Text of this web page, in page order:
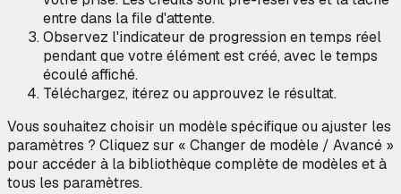
entre dans la file d'attente.
Observez l'indicateur de progression en temps réel
pendant que votre élément est créé, avec le temps
écoulé affiché.
Téléchargez, itérez ou approuvez le résultat.
Vous souhaitez choisir un modèle spécifique ou ajuster les
paramètres ? Cliquez sur « Changer de modèle / Avancé »
pour accéder à la bibliothèque complète de modèles et à
tous les paramètres.